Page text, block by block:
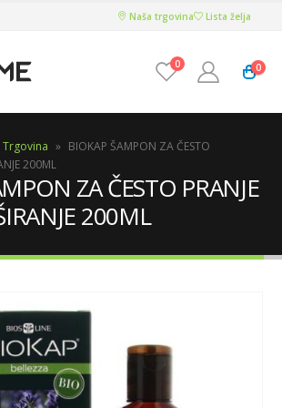
Naša trgovina Lista želja
0 0
Trgovina » BIOKAP ŠAMPON ZA ČESTO
200ML
ZA ČESTO PRANJE
200ML